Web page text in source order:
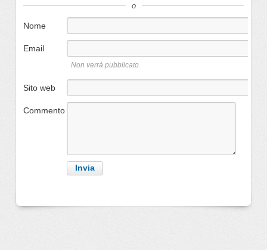
o
Nome
Email
Non verrà pubblicato
Sito web
Commento